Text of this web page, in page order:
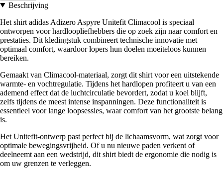
Beschrijving
Het shirt adidas Adizero Aspyre Unitefit Climacool is speciaal
ontworpen voor hardloopliefhebbers die op zoek zijn naar comfort en
prestaties. Dit kledingstuk combineert technische innovatie met
optimaal comfort, waardoor lopers hun doelen moeiteloos kunnen
bereiken.
Gemaakt van Climacool-materiaal, zorgt dit shirt voor een uitstekende
warmte- en vochtregulatie. Tijdens het hardlopen profiteert u van een
ademend effect dat de luchtcirculatie bevordert, zodat u koel blijft,
zelfs tijdens de meest intense inspanningen. Deze functionaliteit is
essentieel voor lange loopsessies, waar comfort van het grootste belang
is.
Het Unitefit-ontwerp past perfect bij de lichaamsvorm, wat zorgt voor
optimale bewegingsvrijheid. Of u nu nieuwe paden verkent of
deelneemt aan een wedstrijd, dit shirt biedt de ergonomie die nodig is
om uw grenzen te verleggen.